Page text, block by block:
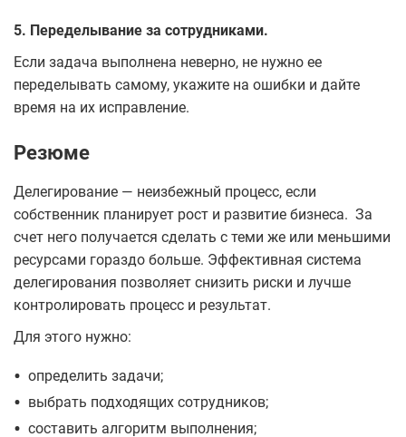
5. Переделывание за сотрудниками.
Если задача выполнена неверно, не нужно ее
переделывать самому, укажите на ошибки и дайте
время на их исправление.
Резюме
Делегирование — неизбежный процесс, если
собственник планирует рост и развитие бизнеса. За
счет него получается сделать с теми же или меньшими
ресурсами гораздо больше. Эффективная система
делегирования позволяет снизить риски и лучше
контролировать процесс и результат.
Для этого нужно:
• определить задачи;
• выбрать подходящих сотрудников;
• составить алгоритм выполнения;